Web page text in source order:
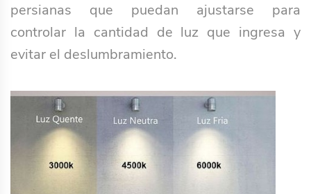
persianas que puedan ajustarse para
controlar la cantidad de luz que ingresa y
evitar el deslumbramiento.